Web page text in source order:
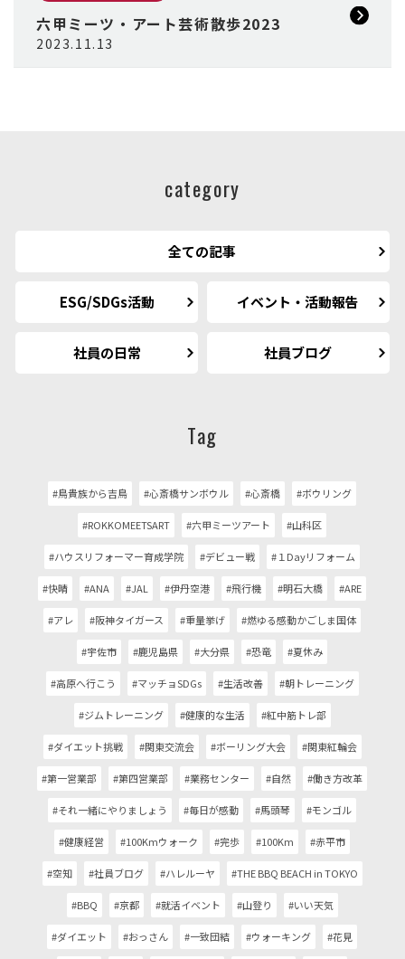
2023.11.13
六甲ミーツ・アート芸術散歩2023
category
全ての記事
ESG/SDGs活動 イベント・活動報告
社員の日常 社員ブログ
Tag
#鳥貴族から吉鳥 #心斎橋サンボウル #心斎橋 #ボウリング
#ROKKOMEETSART #六甲ミーツアート #山科区
#ハウスリフォーマー育成学院 #デビュー戦 #１Dayリフォーム
#快晴 #ANA #JAL #伊丹空港 #飛行機 #明石大橋 #ARE
#アレ #阪神タイガース #重量挙げ #燃ゆる感動かごしま国体
#宇佐市 #鹿児島県 #大分県 #恐竜 #夏休み
#高原へ行こう #マッチョSDGs #生活改善 #朝トレーニング
#ジムトレーニング #健康的な生活 #紅中筋トレ部
#ダイエット挑戦 #関東交流会 #ボーリング大会 #関東紅輪会
#第一営業部 #第四営業部 #業務センター #自然 #働き方改革
#それ一緒にやりましょう #毎日が感動 #馬頭琴 #モンゴル
#健康経営 #100Kmウォーク #完歩 #100Km #赤平市
#空知 #社員ブログ #ハレルーヤ #THE BBQ BEACH in TOKYO
#BBQ #京都 #就活イベント #山登り #いい天気
#ダイエット #おっさん #一致団結 #ウォーキング #花見